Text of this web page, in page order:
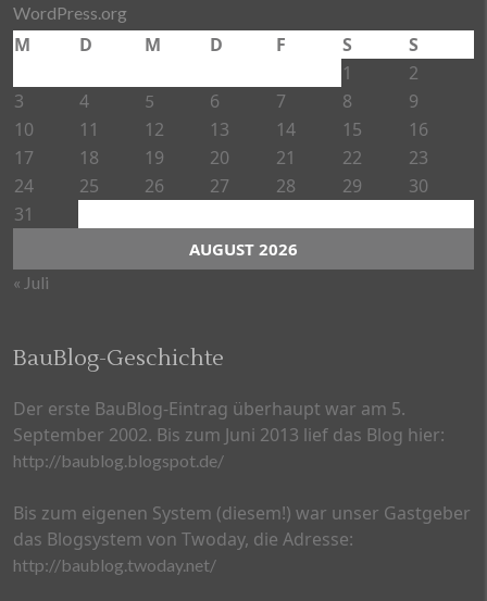
WordPress.org
AUGUST 2026
M D M D F S
S
1
2
3
4 5 6 7 8
9
10
11 12 13 14 15
16
17
18 19 20 21 22
23
24
25 26 27 28 29
30
31
« Juli
BauBlog-Geschichte
Der erste BauBlog-Eintrag überhaupt war am 5.
September 2002. Bis zum Juni 2013 lief das Blog hier:
http://baublog.blogspot.de/
Bis zum eigenen System (diesem!) war unser Gastgeber
das Blogsystem von Twoday, die Adresse:
http://baublog.twoday.net/